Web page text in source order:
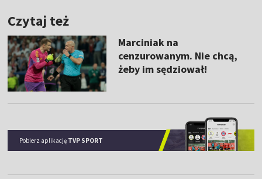
Czytaj też
Marciniak na
cenzurowanym. Nie chcą,
żeby im sędziował!
Pobierz aplikację TVP SPORT